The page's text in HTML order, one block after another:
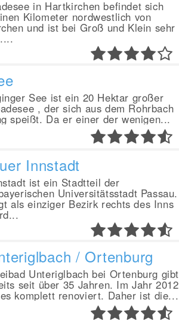
in Hartkirchen befindet sich
Kilometer nordwestlich von
und ist bei Groß und Klein sehr
See ist ein 20 Hektar großer
, der sich aus dem Rohrbach
speißt. Da er einer der wenigen...
Innstadt
ist ein Stadtteil der
Universitätsstadt Passau.
als einziger Bezirk rechts des Inns
/ Ortenburg
Unteriglbach bei Ortenburg gibt
seit über 35 Jahren. Im Jahr 2012
komplett renoviert. Daher ist die...